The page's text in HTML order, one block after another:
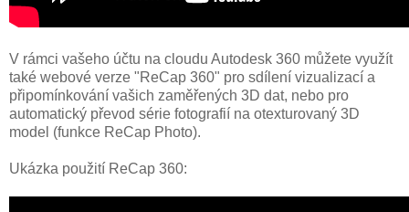
V rámci vašeho účtu na cloudu Autodesk 360 můžete využít
také webové verze "ReCap 360" pro sdílení vizualizací a
připomínkování vašich zaměřených 3D dat, nebo pro
automatický převod série fotografií na otexturovaný 3D
model (funkce ReCap Photo).
Ukázka použití ReCap 360: